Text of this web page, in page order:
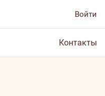
Войти
Контакты